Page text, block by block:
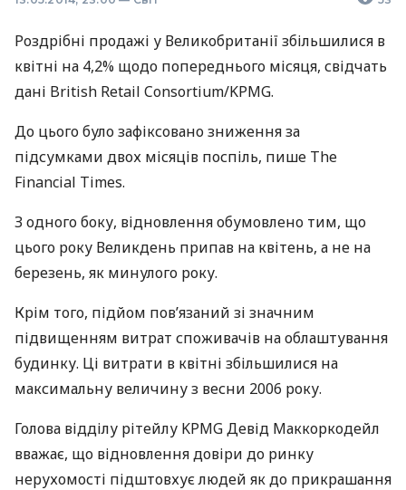
Роздрібні продажі у Великобританії збільшилися в
квітні на 4,2% щодо попереднього місяця, свідчать
дані British Retail Consortium/KPMG.
До цього було зафіксовано зниження за
підсумками двох місяців поспіль, пише The
Financial Times.
З одного боку, відновлення обумовлено тим, що
цього року Великдень припав на квітень, а не на
березень, як минулого року.
Крім того, підйом пов’язаний зі значним
підвищенням витрат споживачів на облаштування
будинку. Ці витрати в квітні збільшилися на
максимальну величину з весни 2006 року.
Голова відділу рітейлу KPMGДевід Маккоркодейл
вважає, що відновлення довіри до ринку
нерухомості підштовхує людей як до прикрашання